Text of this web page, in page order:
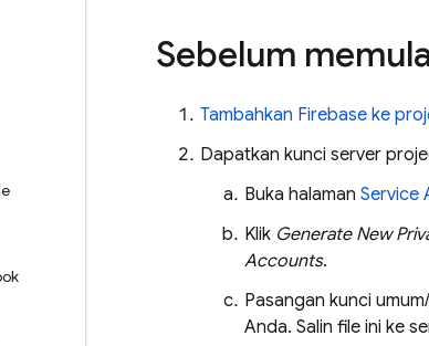
Sebelum
Tambahkan Firebase ke
Dapatkan kunci server
Buka halaman Service
Klik Generate New
Accounts.
Pasangan kunci
Anda. Salin file ini ke